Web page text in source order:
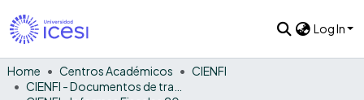
Log In
Home Centros Académicos
CIENFI